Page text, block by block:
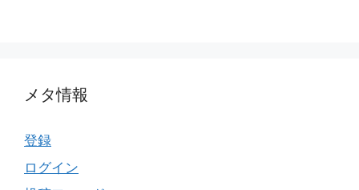
メタ情報
登録
ログイン